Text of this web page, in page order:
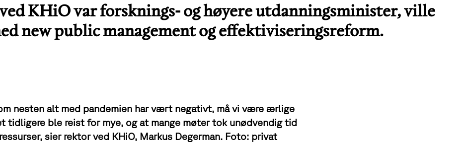
KHiO var forsknings- og høyere utdanningsminister, ville
new public management og effektiviseringsreform.
nesten alt med pandemien har vært negativt, må vi være ærlige
tidligere ble reist for mye, og at mange møter tok unødvendig tid
sier rektor ved KHiO, Markus Degerman. Foto: privat